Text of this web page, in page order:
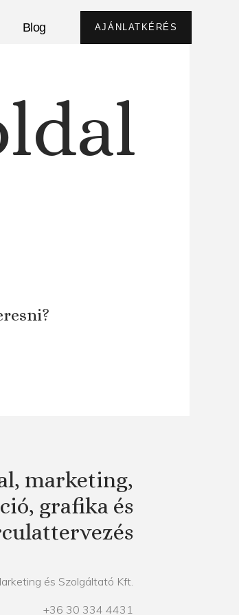
Blog AJÁNLATKÉRÉS
marketing,
grafika és
és Szolgáltató Kft.
+36 30 334 4431